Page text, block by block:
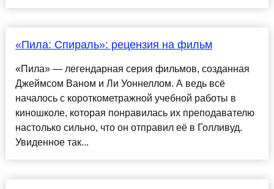
«Пила: Спираль»: рецензия на фильм
«Пила» — легендарная серия фильмов, созданная
Джеймсом Ваном и Ли Уоннеллом. А ведь всё
началось с короткометражной учебной работы в
киношколе, которая понравилась их преподавателю
настолько сильно, что он отправил её в Голливуд.
Увиденное так...